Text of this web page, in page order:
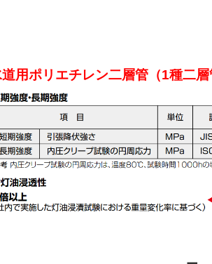
用ポリエチレン二層管（1種二